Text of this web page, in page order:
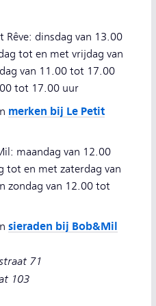
Rêve: dinsdag van 13.00
tot en met vrijdag van
van 11.00 tot 17.00
tot 17.00 uur
merken bij Le Petit
maandag van 12.00
en met zaterdag van
zondag van 12.00 tot
sieraden bij Bob&Mil
71
103